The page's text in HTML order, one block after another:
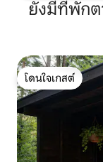
ยังมีที่พักต
โดนใจเกสต์
โดนใจเกสต์